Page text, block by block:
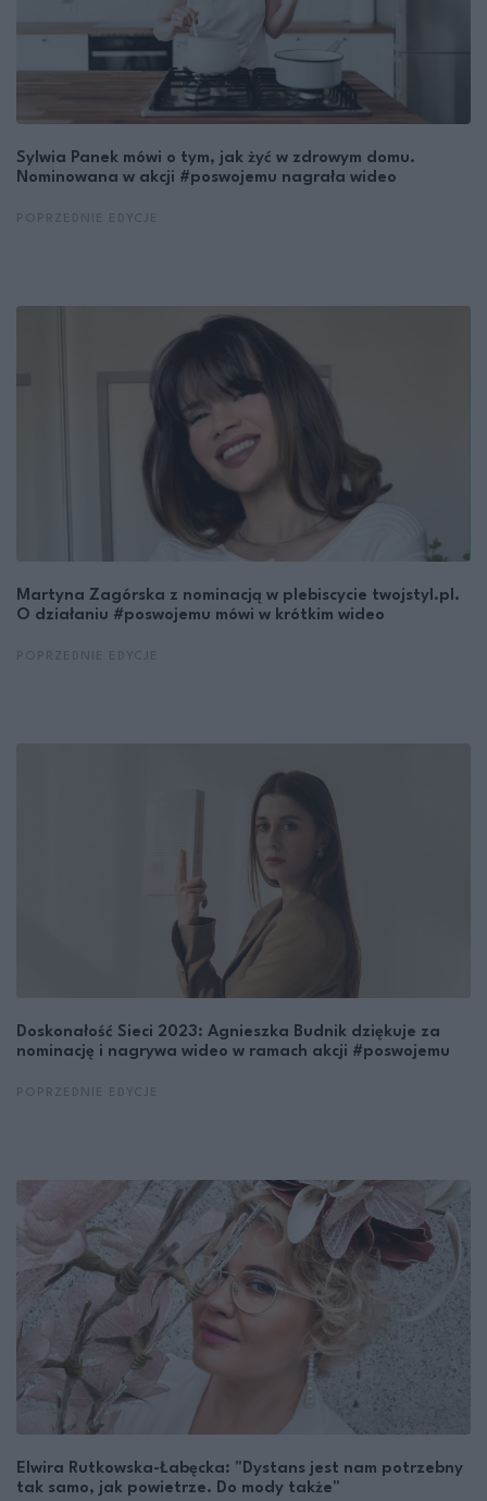
Sylwia Panek mówi o tym, jak żyć w zdrowym domu.
Nominowana w akcji #poswojemu nagrała wideo
Martyna Zagórska z nominacją w plebiscycie twojstyl.pl.
O działaniu #poswojemu mówi w krótkim wideo
Doskonałość Sieci 2023: Agnieszka Budnik dziękuje za
nominację i nagrywa wideo w ramach akcji #poswojemu
Elwira Rutkowska-Łabęcka: "Dystans jest nam potrzebny
tak samo, jak powietrze. Do mody także"